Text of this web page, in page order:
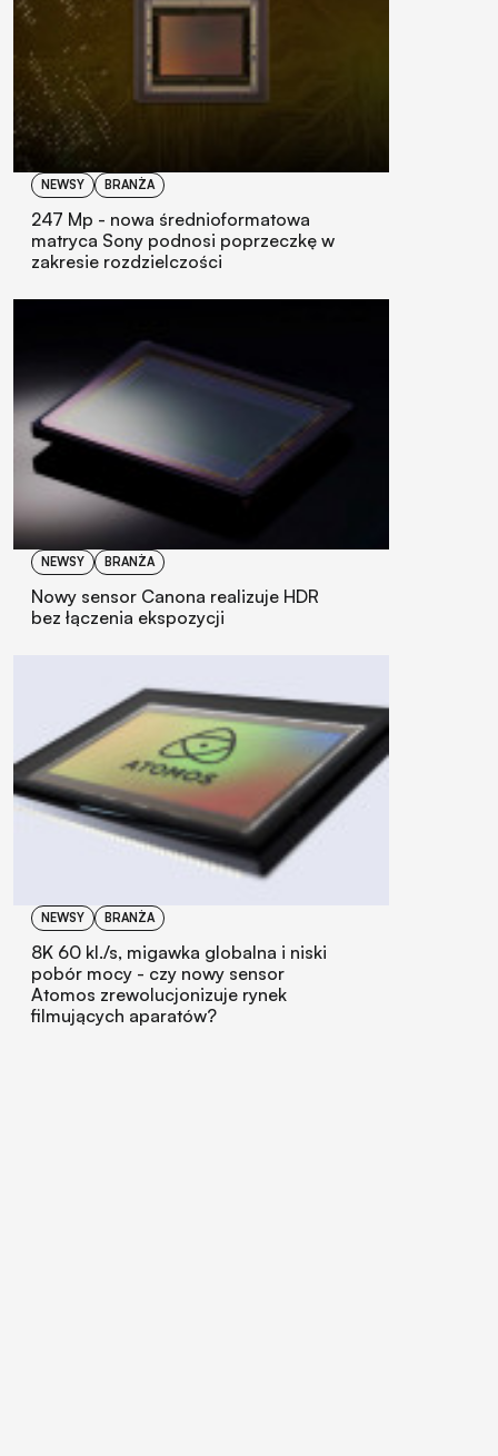
NEWSY BRANŻA
247 Mp - nowa średnioformatowa
matryca Sony podnosi poprzeczkę w
zakresie rozdzielczości
NEWSY BRANŻA
Nowy sensor Canona realizuje HDR
bez łączenia ekspozycji
NEWSY BRANŻA
8K 60 kl./s, migawka globalna i niski
pobór mocy - czy nowy sensor
Atomos zrewolucjonizuje rynek
filmujących aparatów?